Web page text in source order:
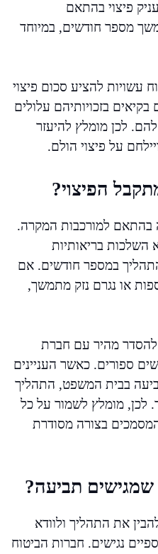
פיצוי בהתאם
מספר חודשים, במיוחד
עשויות להציע סכום פיצוי
בזכויותיהם עלולים
לכן מומלץ להיעזר
על פיצוי הולם.
הפיצוי?
בהתאם למורכבות המקרה.
השלכות בריאותיות
במספר חודשים. אם
או נגרם נזק מתמשך,
להסדר מהיר עם חברת
ספורים. כאשר העניינים
בבית המשפט, התהליך
לכן, מומלץ לשמור על כל
בצורה מסודרת
תביעה?
את התהליך ולוודא
נגישים. חברות הביטוח